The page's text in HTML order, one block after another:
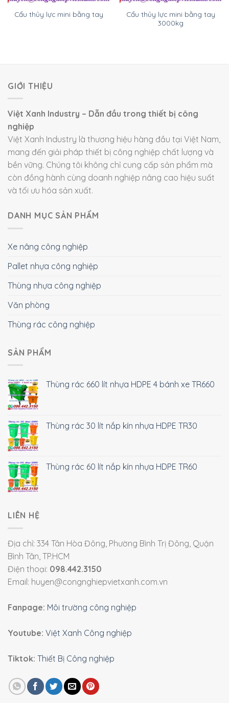
Cẩu thủy lực mini bằng tay
Cẩu thủy lực mini bằng tay
3000kg
GIỚI THIỆU
Việt Xanh Industry – Dẫn đầu trong thiết bị công
nghiệp
Việt Xanh Industry là thương hiệu hàng đầu tại Việt Nam,
mang đến giải pháp thiết bị công nghiệp chất lượng và
bền vững. Chúng tôi không chỉ cung cấp sản phẩm mà
còn đồng hành cùng doanh nghiệp nâng cao hiệu suất
và tối ưu hóa sản xuất.
DANH MỤC SẢN PHẨM
Xe nâng công nghiệp
Pallet nhựa công nghiệp
Thùng nhựa công nghiệp
Văn phòng
Thùng rác công nghiệp
SẢN PHẨM
Thùng rác 660 lít nhựa HDPE 4 bánh xe TR660
Thùng rác 30 lít nắp kín nhựa HDPE TR30
Thùng rác 60 lít nắp kín nhựa HDPE TR60
LIÊN HỆ
Địa chỉ: 334 Tân Hòa Đông, Phường Bình Trị Đông, Quận
Bình Tân, TP.HCM
Điện thoại: 098.442.3150
Email: huyen@congnghiepvietxanh.com.vn
Fanpage: Môi trường công nghiệp
Youtube: Việt Xanh Công nghiệp
Tiktok: Thiết Bị Công nghiệp